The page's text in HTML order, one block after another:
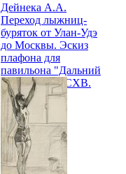
Дейнека А.А.
Переход лыжниц-
буряток от Улан-Удэ
до Москвы. Эскиз
плафона для
павильона "Дальний
Восток" на ВСХВ.
1939